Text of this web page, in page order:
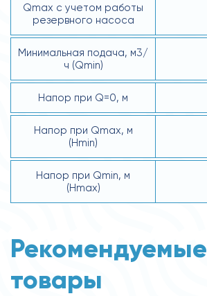
Qmax с учетом работы
резервного насоса
Минимальная подача, м3/
ч (Qmin)
Напор при Q=0, м
Напор при Qmax, м
(Hmin)
Напор при Qmin, м
(Hmax)
Рекомендуемые
товары